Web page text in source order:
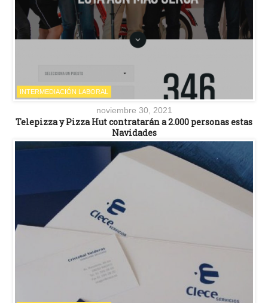
INTERMEDIACIÓN LABORAL
noviembre 30, 2021
Telepizza y Pizza Hut contratarán a 2.000 personas estas
Navidades